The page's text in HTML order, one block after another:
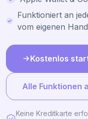
Funktioniert an
vom eigenen
Kostenlos
Alle Funktionen
Keine Kreditkarte